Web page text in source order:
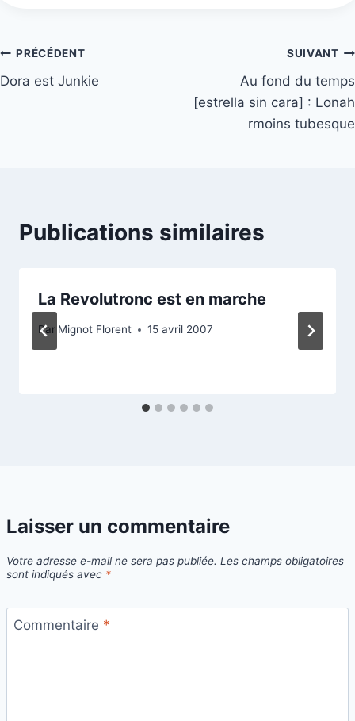
Navigation
de
PRÉCÉDENT
Dora est Junkie
SUIVANT
Au fond du temps
[estrella sin cara] : Lonah
rmoins tubesque
Publications similaires
La Revolutronc est en marche
Par Mignot Florent 15 avril 2007
Laisser un commentaire
Votre adresse e-mail ne sera pas publiée. Les champs obligatoires
sont indiqués avec *
Commentaire *